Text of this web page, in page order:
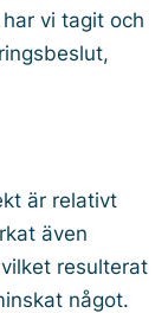
vi tagit och
är relativt
även
resulterat
något.